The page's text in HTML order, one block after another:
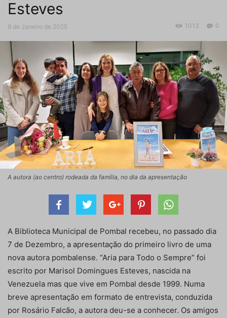
Esteves
8 de Janeiro de 2025 0
1013
A autora (ao centro) rodeada da família, no dia da apresentação
A Biblioteca Municipal de Pombal recebeu, no passado dia
7 de Dezembro, a apresentação do primeiro livro de uma
nova autora pombalense. “Aria para Todo o Sempre” foi
escrito por Marisol Domingues Esteves, nascida na
Venezuela mas que vive em Pombal desde 1999. Numa
breve apresentação em formato de entrevista, conduzida
por Rosário Falcão, a autora deu-se a conhecer. Os amigos